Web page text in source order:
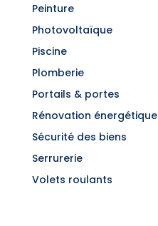
Peinture
Photovoltaïque
Piscine
Plomberie
Portails & portes
Rénovation énergétique
Sécurité des biens
Serrurerie
Volets roulants